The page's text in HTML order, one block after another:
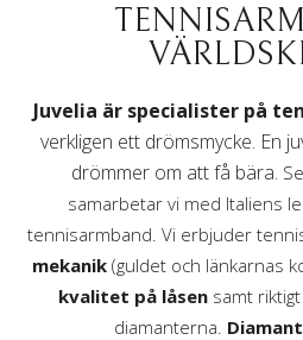
Juvelia är specialister på
verkligen ett drömsmycke. En
drömmer om att få bära.
samarbetar vi med Italiens
tennisarmband. Vi erbjuder
mekanik(guldet och länkarnas
kvalitet på låsen samt riktigt
diamanterna.